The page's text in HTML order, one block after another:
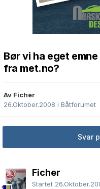
Bør vi ha eget
fra met.no?
Av Ficher
26.Oktober.2008 i Båtforumet
Svar
Ficher
Startet